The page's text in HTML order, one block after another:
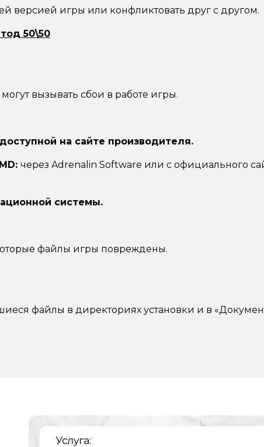
версией игры или конфликтовать друг с другом.
50\50
вызывать сбои в работе игры.
на сайте производителя.
через Adrenalin Software или с официального
системы.
файлы игры повреждены.
файлы в директориях установки и в